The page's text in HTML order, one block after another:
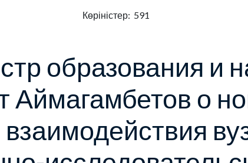
Көріністер: 591
образования и
Аймагамбетов о
взаимодействия